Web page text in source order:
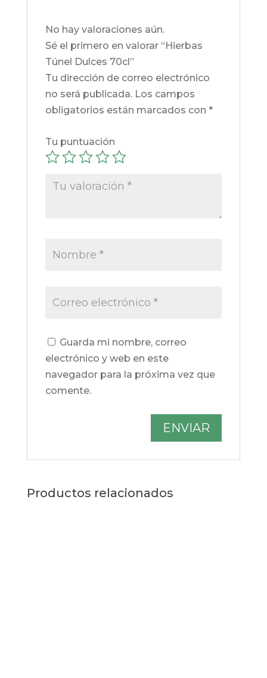
No hay valoraciones aún.
Sé el primero en valorar “Hierbas
Túnel Dulces 70cl”
Tu dirección de correo electrónico
no será publicada. Los campos
obligatorios están marcados con *
Tu puntuación
Guarda mi nombre, correo
electrónico y web en este
navegador para la próxima vez que
comente.
Productos relacionados